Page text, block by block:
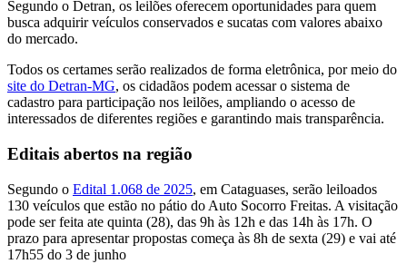
Segundo o Detran, os leilões oferecem oportunidades para quem
busca adquirir veículos conservados e sucatas com valores abaixo
do mercado.
Todos os certames serão realizados de forma eletrônica, por meio do
site do Detran-MG, os cidadãos podem acessar o sistema de
cadastro para participação nos leilões, ampliando o acesso de
interessados de diferentes regiões e garantindo mais transparência.
Editais abertos na região
Segundo o Edital 1.068 de 2025, em Cataguases, serão leiloados
130 veículos que estão no pátio do Auto Socorro Freitas. A visitação
pode ser feita ate quinta (28), das 9h às 12h e das 14h às 17h. O
prazo para apresentar propostas começa às 8h de sexta (29) e vai até
17h55 do 3 de junho